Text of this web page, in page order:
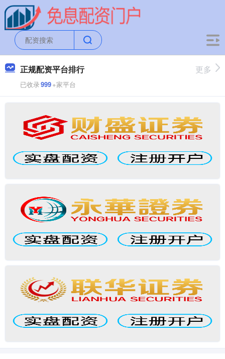
正规配资平台排行
已收录999+家平台
更多